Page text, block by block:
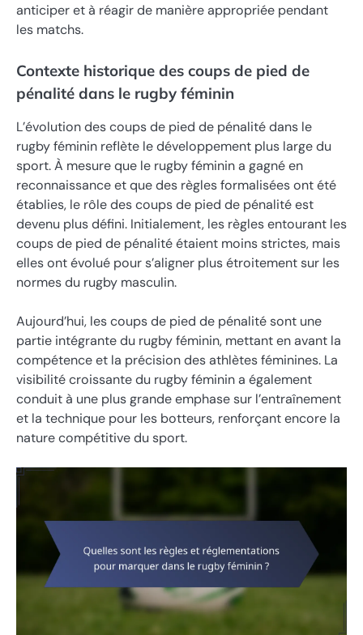
anticiper et à réagir de manière appropriée pendant
les matchs.
Contexte historique des coups de pied de
pénalité dans le rugby féminin
L’évolution des coups de pied de pénalité dans le
rugby féminin reflète le développement plus large du
sport. À mesure que le rugby féminin a gagné en
reconnaissance et que des règles formalisées ont été
établies, le rôle des coups de pied de pénalité est
devenu plus défini. Initialement, les règles entourant les
coups de pied de pénalité étaient moins strictes, mais
elles ont évolué pour s’aligner plus étroitement sur les
normes du rugby masculin.
Aujourd’hui, les coups de pied de pénalité sont une
partie intégrante du rugby féminin, mettant en avant la
compétence et la précision des athlètes féminines. La
visibilité croissante du rugby féminin a également
conduit à une plus grande emphase sur l’entraînement
et la technique pour les botteurs, renforçant encore la
nature compétitive du sport.